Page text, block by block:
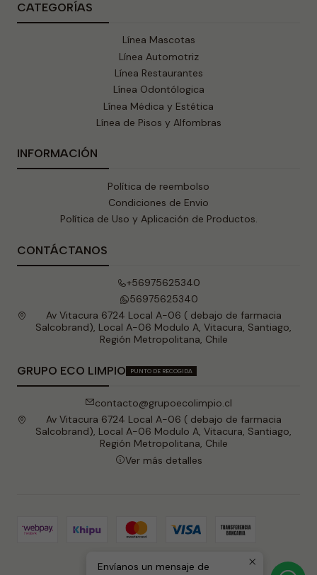
CATEGORÍAS
Línea Mascotas
Línea Automotriz
Línea Restaurantes
Línea Odontólogica
Línea Médica y Estética
Línea de Pisos y Alfombras
INFORMACIÓN
Política de reembolso
Condiciones de Envio
Política de Uso y Aplicación de Productos.
CONTÁCTANOS
+56975625340
56975625340
Av Vitacura 6724 Local A-06 ( debajo de farmacia
Salcobrand), Local A-06 Modulo A, Vitacura, Santiago,
Región Metropolitana, Chile
GRUPO ECO LIMPIO PUNTO DE RECOGIDA
contacto@grupoecolimpio.cl
Av Vitacura 6724 Local A-06 ( debajo de farmacia
Salcobrand), Local A-06 Modulo A, Vitacura, Santiago,
Región Metropolitana, Chile
Ver más detalles
2026 Grupo Eco Limpio .
Envíanos un mensaje de